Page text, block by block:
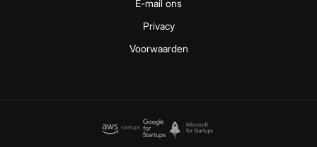
E-mail ons
Privacy
Voorwaarden